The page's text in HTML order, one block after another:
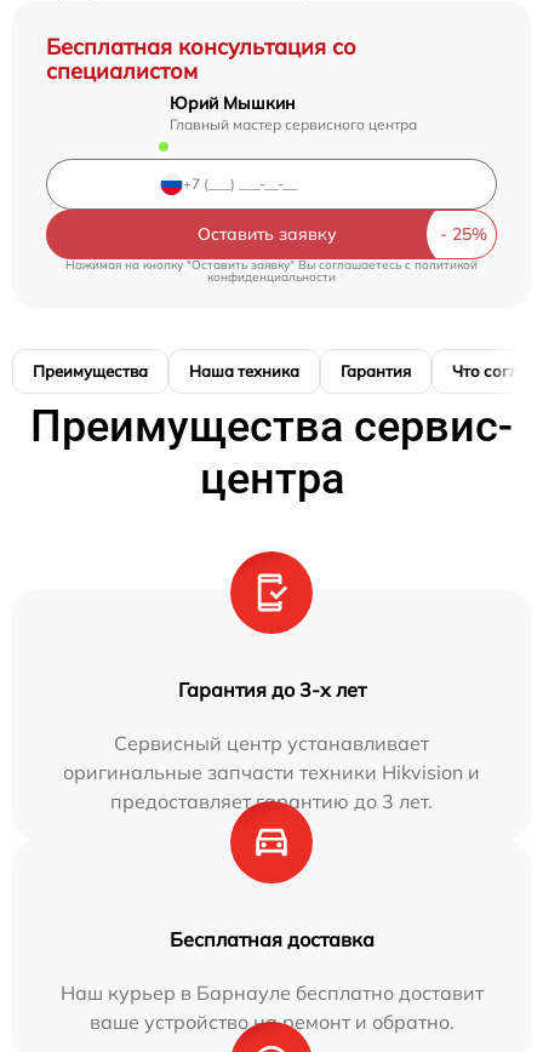
Бесплатная консультация со
специалистом
Юрий Мышкин
Главный мастер сервисного центра
Оставить заявку
Нажимая на кнопку "Оставить заявку" Вы соглашаетесь cполитикой
конфиденциальности
Преимущества Наша техника Гарантия Что
Преимущества сервис-
центра
Гарантия до 3-х лет
Сервисный центр устанавливает
оригинальные запчасти техники Hikvision и
предоставляет гарантию до 3 лет.
Бесплатная доставка
Наш курьер в Барнауле бесплатно доставит
ваше устройство на ремонт и обратно.